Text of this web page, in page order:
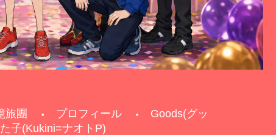
旅團 プロフィール
Goods(グッ
子(Kukini=ナオトP)